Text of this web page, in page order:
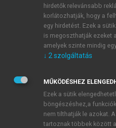
JELSZÓ ÚJRA
Kérek értesítést a MeRSZ
Kérek értesítést az
Adatkezelési
veszem és elfogadom.
Általános vásárlási
mersz.huoldalak
tudomásul veszem és
hirdetők relevánsabb
korlátozhatják, hogy a
egy hirdetést. Ezek a
is megoszthatják ezeket
amelyek szinte mindig
↓ 2 szolgáltatás
MŰKÖDÉSHEZ
Ezek a sütik
böngészéshez,a
nem tilthatják le azokat.
tartoznak többek között